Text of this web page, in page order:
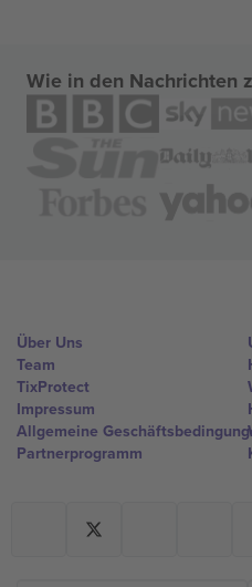
Wie in den Nachrichten
Über Uns
Team
TixProtect
Impressum
Allgemeine
Partnerprogramm